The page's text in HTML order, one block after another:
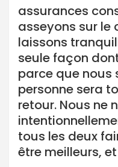
assurances
asseyons sur le
laissons
seule façon
parce que nous
personne sera
retour. Nous ne
tous les deux
être meilleurs,